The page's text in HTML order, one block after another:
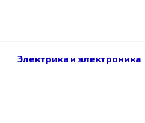
Электрика и электроника